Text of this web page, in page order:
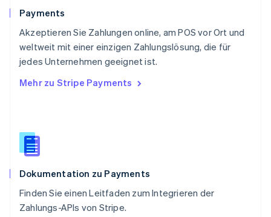
Payments
Akzeptieren Sie Zahlungen online, am POS vor Ort und
weltweit mit einer einzigen Zahlungslösung, die für
jedes Unternehmen geeignet ist.
Mehr zu Stripe Payments
Dokumentation zu Payments
Finden Sie einen Leitfaden zum Integrieren der
Zahlungs-APIs von Stripe.
Schweiz
Singapur
English简体中文
Slowakei
Slowenien
English
Spanien
Thailand
Tschechische Republik
English